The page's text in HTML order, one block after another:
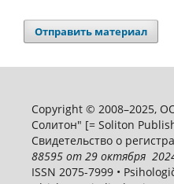
Отправить материал
Copyright © 2008–2025,
Солитон" [= Soliton
Свидетельство о
88595от 29 октября
ISSN 2075-7999 •